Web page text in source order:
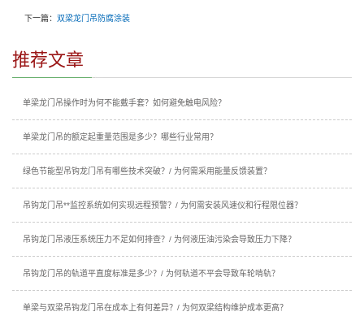
下一篇： 双梁龙门吊防腐涂装
推荐文章
单梁龙门吊操作时为何不能戴手套？如何避免触电风险？
单梁龙门吊的额定起重量范围是多少？哪些行业常用？
绿色节能型吊钩龙门吊有哪些技术突破？/ 为何需采用能量反馈装置？
吊钩龙门吊**监控系统如何实现远程预警？/ 为何需安装风速仪和行程限位器？
吊钩龙门吊液压系统压力不足如何排查？/ 为何液压油污染会导致压力下降？
吊钩龙门吊的轨道平直度标准是多少？/ 为何轨道不平会导致车轮啃轨？
单梁与双梁吊钩龙门吊在成本上有何差异？/ 为何双梁结构维护成本更高？